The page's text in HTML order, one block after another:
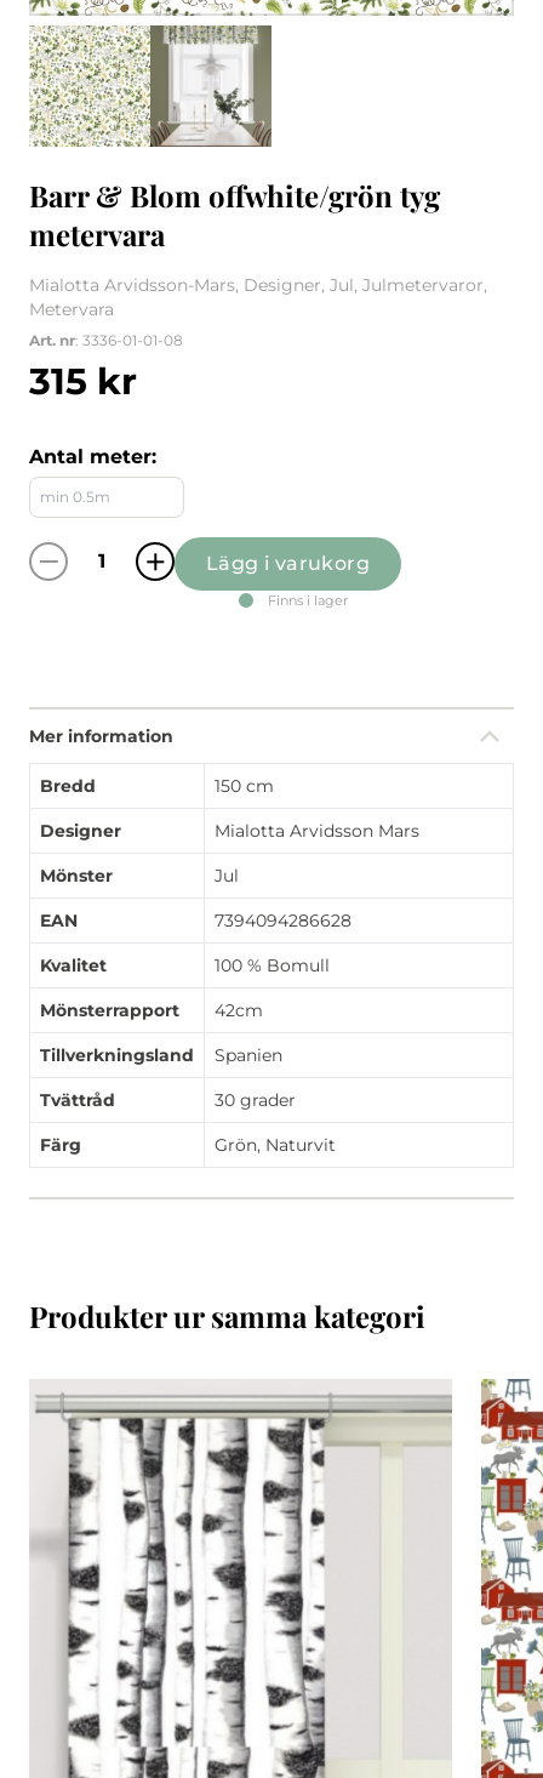
Barr & Blom offwhite/grön tyg
metervara
Mialotta Arvidsson-Mars, Designer, Jul, Julmetervaror,
Metervara
Art. nr: 3336-01-01-08
315 kr
Antal meter:
Barr & Blom offwhite/grön tyg metervara
Lägg i varukorg
Finns i lager
Mer information
Bredd 150 cm
Designer Mialotta Arvidsson Mars
Mönster Jul
EAN 7394094286628
Kvalitet 100 % Bomull
Mönsterrapport 42cm
Tillverkningsland Spanien
Tvättråd 30 grader
Färg Grön, Naturvit
Produkter ur samma kategori